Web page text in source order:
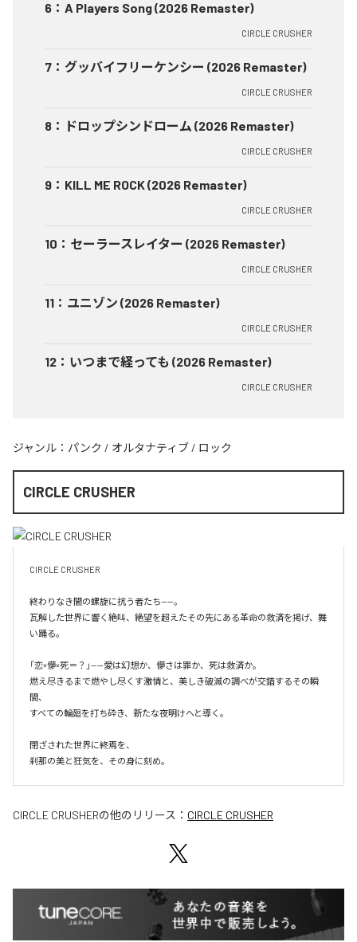
6 ： A Players Song (2026 Remaster)
CIRCLE CRUSHER
7 ： グッバイフリーケンシー (2026 Remaster)
CIRCLE CRUSHER
8 ： ドロップシンドローム (2026 Remaster)
CIRCLE CRUSHER
9 ： KILL ME ROCK (2026 Remaster)
CIRCLE CRUSHER
10 ： セーラースレイター (2026 Remaster)
CIRCLE CRUSHER
11 ： ユニゾン (2026 Remaster)
CIRCLE CRUSHER
12 ： いつまで経っても (2026 Remaster)
CIRCLE CRUSHER
ジャンル： パンク / オルタナティブ / ロック
CIRCLE CRUSHER
CIRCLE CRUSHER
終わりなき闇の螺旋に抗う者たち——。
瓦解した世界に響く絶叫、絶望を超えたその先にある革命の救済を掲げ、舞
い踊る。
「恋×儚×死＝？」——愛は幻想か、儚さは罪か、死は救済か。
燃え尽きるまで燃やし尽くす激情と、美しき破滅の調べが交錯するその瞬
間、
すべての輪廻を打ち砕き、新たな夜明けへと導く。
閉ざされた世界に終焉を、
刹那の美と狂気を、その身に刻め。
CIRCLE CRUSHERの他のリリース： CIRCLE CRUSHER